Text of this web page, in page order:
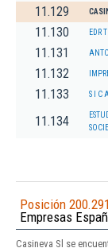
11.129
11.130 EDR
11.131
11.132
11.133 S I C
11.134
Posición 200.291
Empresas
Casineva Sl se